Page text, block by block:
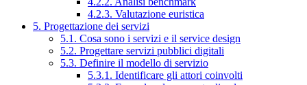
4.2.3. Valutazione euristica
5. Progettazione dei servizi
5.1. Cosa sono i servizi e il service design
5.2. Progettare servizi pubblici digitali
5.3. Definire il modello di servizio
5.3.1. Identificare gli attori coinvolti